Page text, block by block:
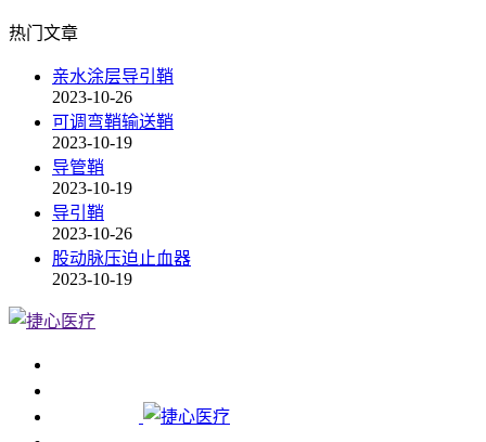
热门文章
亲水涂层导引鞘
2023-10-26
可调弯鞘输送鞘
2023-10-19
导管鞘
2023-10-19
导引鞘
2023-10-26
股动脉压迫止血器
2023-10-19